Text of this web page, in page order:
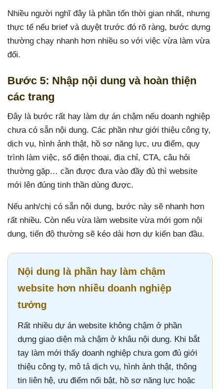
Nhiều người nghĩ đây là phần tốn thời gian nhất, nhưng
thực tế nếu brief và duyệt trước đó rõ ràng, bước dựng
thường chạy nhanh hơn nhiều so với việc vừa làm vừa
đổi.
Bước 5: Nhập nội dung và hoàn thiện
các trang
Đây là bước rất hay làm dự án chậm nếu doanh nghiệp
chưa có sẵn nội dung. Các phần như giới thiệu công ty,
dịch vụ, hình ảnh thật, hồ sơ năng lực, ưu điểm, quy
trình làm việc, số điện thoại, địa chỉ, CTA, câu hỏi
thường gặp… cần được đưa vào đầy đủ thì website
mới lên đúng tinh thần dùng được.
Nếu anh/chị có sẵn nội dung, bước này sẽ nhanh hơn
rất nhiều. Còn nếu vừa làm website vừa mới gom nội
dung, tiến độ thường sẽ kéo dài hơn dự kiến ban đầu.
Nội dung là phần hay làm chậm
website hơn nhiều doanh nghiệp
tưởng
Rất nhiều dự án website không chậm ở phần
dựng giao diện mà chậm ở khâu nội dung. Khi bắt
tay làm mới thấy doanh nghiệp chưa gom đủ giới
thiệu công ty, mô tả dịch vụ, hình ảnh thật, thông
tin liên hệ, ưu điểm nổi bật, hồ sơ năng lực hoặc